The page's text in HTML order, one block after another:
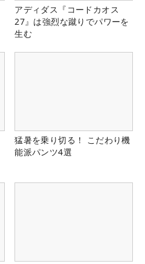
アディダス『コードカオス
27』は強烈な蹴りでパワーを
生む
猛暑を乗り切る！ こだわり機
能派パンツ4選